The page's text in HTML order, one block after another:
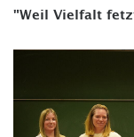
"Weil Vielfalt